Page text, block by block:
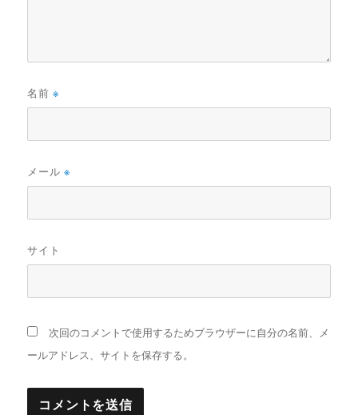
名前※
メール※
サイト
次回のコメントで使用するためブラウザーに自分の名前、メ
ールアドレス、サイトを保存する。